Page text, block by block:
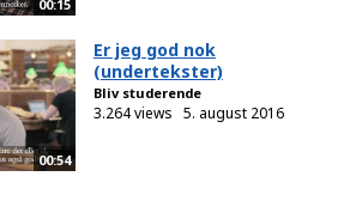
00:15
00:54
Er jeg god nok
(undertekster)
Bliv studerende
3.264 views 5. august 2016